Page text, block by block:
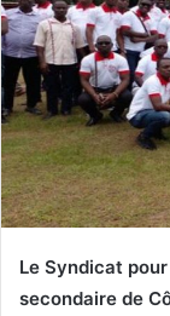
Le Syndicat
secondaire de